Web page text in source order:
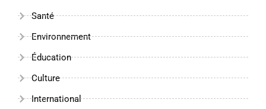
Santé
Environnement
Éducation
Culture
International